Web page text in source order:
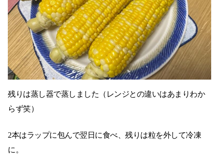
残りは蒸し器で蒸しました（レンジとの違いはあまりわか
らず笑）
2本はラップに包んで翌日に食べ、残りは粒を外して冷凍
に。